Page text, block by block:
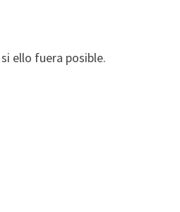
ello fuera posible.